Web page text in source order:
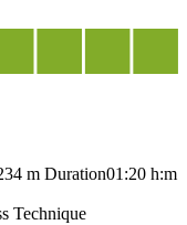
m Duration01:20 h:m
Technique